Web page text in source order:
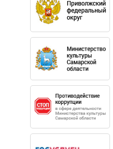
представитель нашей
Федотов, скрипач).
Павел Милюков родился в
Московскую
народного артиста
продолжил обучение в
профессора Б. Кушнира).
Скрипач ведет активную
гастролирует в Австрии,
Швейцарии, Италии,